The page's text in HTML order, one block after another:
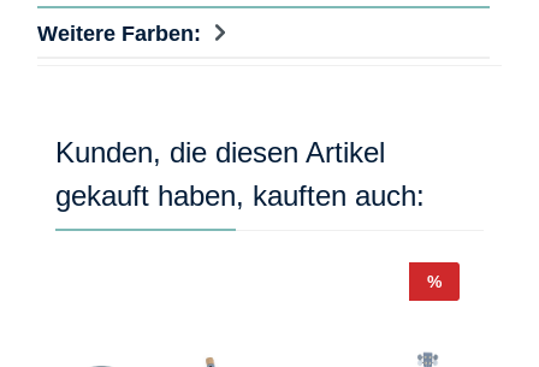
Weitere Farben:
Produktgalerie überspringen
Kunden, die diesen Artikel
gekauft haben, kauften auch:
Rabatt
%